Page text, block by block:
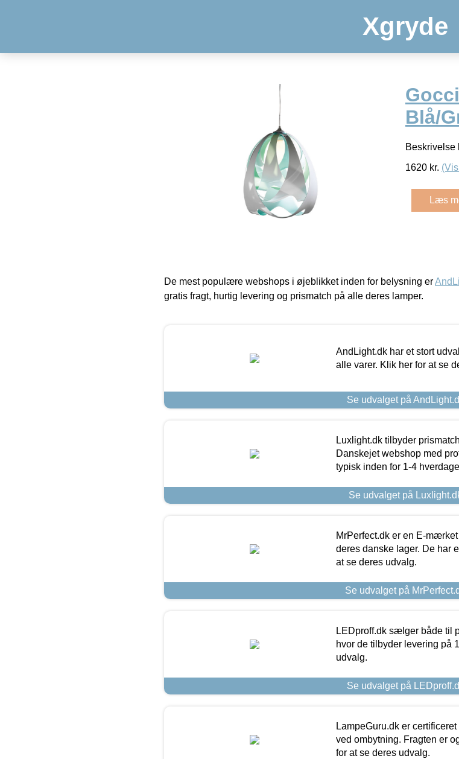
Xgryde
Blå/
Beskrivelse
1620 kr.
Læs
De mest populære webshops i øjeblikket inden for belysning er
gratis fragt, hurtig levering og prismatch på alle deres lamper.
AndLight.dk har et stort
alle varer. Klik her for at se
Se udvalget på
Luxlight.dk tilbyder
Danskejet webshop med
typisk inden for 1-4
Se udvalget på
MrPerfect.dk er en E-
deres danske lager. De har
at se deres udvalg.
Se udvalget på
LEDproff.dk sælger både til
hvor de tilbyder levering på
udvalg.
Se udvalget på
LampeGuru.dk er
ved ombytning. Fragten er
for at se deres udvalg.